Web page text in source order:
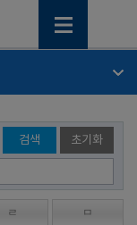
검색 초기화
ㄹ ㅁ